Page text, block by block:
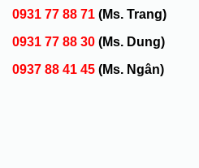
0931 77 88 71 (Ms. Trang)
0931 77 88 30 (Ms. Dung)
0937 88 41 45 (Ms. Ngân)